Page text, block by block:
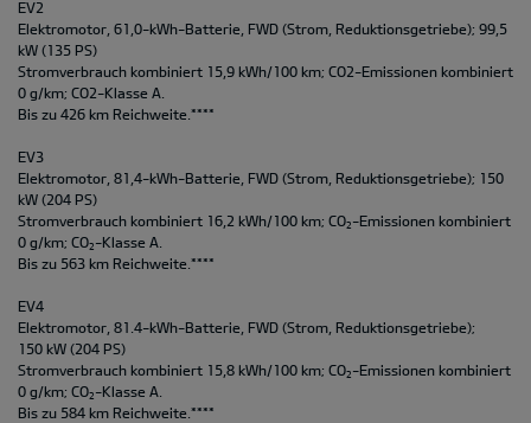
EV2
Elektromotor, 61,0-kWh-Batterie, FWD (Strom, Reduktionsgetriebe); 99,5
kW (135 PS)
Stromverbrauch kombiniert 15,9 kWh/100 km; CO2-Emissionen kombiniert
0 g/km; CO2-Klasse A.
Bis zu 426 km Reichweite.****
EV3
Elektromotor, 81,4-kWh-Batterie, FWD (Strom, Reduktionsgetriebe); 150
kW (204 PS)
Stromverbrauch kombiniert 16,2 kWh/100 km; CO2 -Emissionen kombiniert
0 g/km; CO2 -Klasse A.
Bis zu 563 km Reichweite.****
EV4
Elektromotor, 81.4-kWh-Batterie, FWD (Strom, Reduktionsgetriebe);
150 kW (204 PS)
Stromverbrauch kombiniert 15,8 kWh/100 km; CO2 -Emissionen kombiniert
0 g/km; CO2 -Klasse A.
Bis zu 584 km Reichweite.****